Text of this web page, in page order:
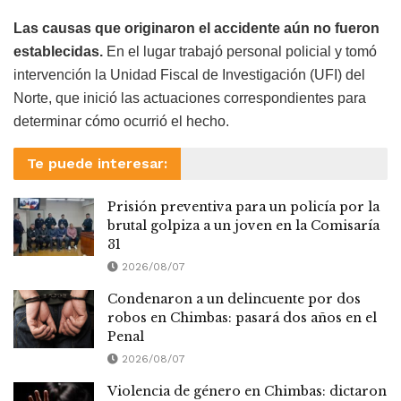
Las causas que originaron el accidente aún no fueron
establecidas. En el lugar trabajó personal policial y tomó
intervención la Unidad Fiscal de Investigación (UFI) del
Norte, que inició las actuaciones correspondientes para
determinar cómo ocurrió el hecho.
Te puede interesar:
Prisión preventiva para un policía por la
brutal golpiza a un joven en la Comisaría
31
2026/08/07
Condenaron a un delincuente por dos
robos en Chimbas: pasará dos años en el
Penal
2026/08/07
Violencia de género en Chimbas: dictaron